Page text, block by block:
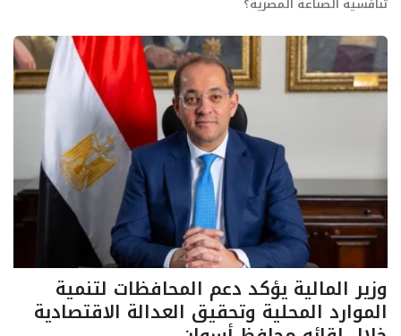
وزير المالية يؤكد دعم المحافظات لتنمية
الموارد المحلية وتحقيق العدالة الاقتصادية